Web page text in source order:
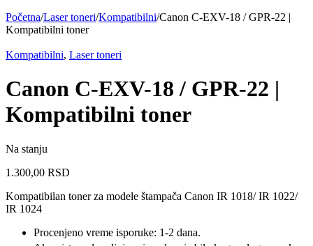
Početna/Laser toneri/Kompatibilni/Canon C-EXV-18 / GPR-22 |
Kompatibilni toner
Kompatibilni, Laser toneri
Canon C-EXV-18 / GPR-22 |
Kompatibilni toner
Na stanju
1.300,00 RSD
Kompatibilan toner za modele štampača Canon IR 1018/ IR 1022/
IR 1024
Procenjeno vreme isporuke: 1-2 dana.